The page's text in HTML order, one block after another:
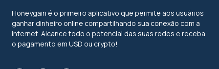
Honeygain é o primeiro aplicativo que permite aos usuários
ganhar dinheiro online compartilhando sua conexão com a
internet. Alcance todo o potencial das suas redes e receba
o pagamento em USD ou crypto!